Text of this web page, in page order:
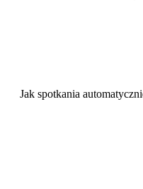
Jak spotkania